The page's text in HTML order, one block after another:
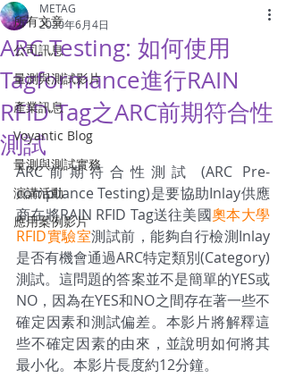
所有文章
公司訊息
量測與測試影片
產業訊息
Voyantic Blog
量測與測試實務
演講活動
應用案例影片
ARC Testing: 如何使用
Tagformance進行RAIN
RFID Tag之ARC前期符合性
測試
METAG
2020年6月4日
ARC前期符合性測試 (ARC Pre-
compliance Testing)是要協助Inlay供應
商在將RAIN RFID Tag送往美國奧本大學
RFID實驗室測試前，能夠自行檢測Inlay
是否有機會通過ARC特定類別(Category)
測試。這問題的答案並不是簡單的YES或
NO，因為在YES和NO之間存在著一些不
確定因素和測試偏差。本影片將解釋這
些不確定因素的由來，並說明如何將其
最小化。本影片長度約12分鐘。